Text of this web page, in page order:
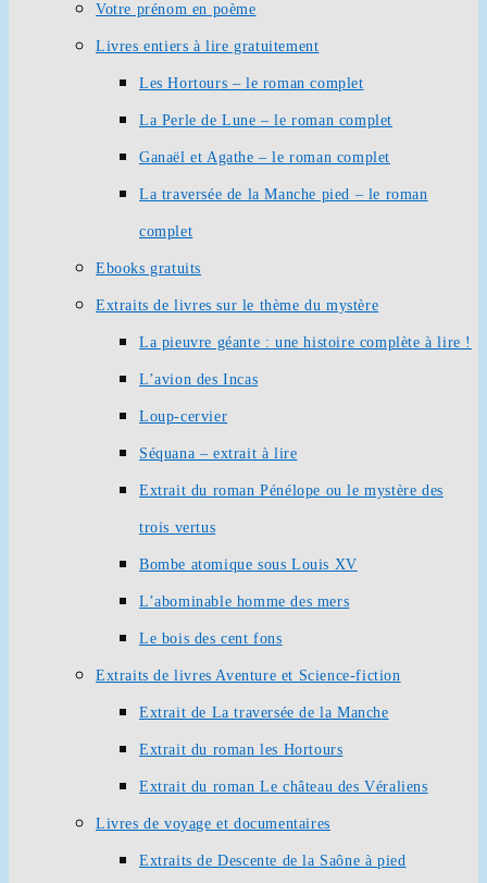
Votre prénom en poème
Livres entiers à lire gratuitement
Les Hortours – le roman complet
La Perle de Lune – le roman complet
Ganaël et Agathe – le roman complet
La traversée de la Manche pied – le roman
complet
Ebooks gratuits
Extraits de livres sur le thème du mystère
La pieuvre géante : une histoire complète à lire !
L’avion des Incas
Loup-cervier
Séquana – extrait à lire
Extrait du roman Pénélope ou le mystère des
trois vertus
Bombe atomique sous Louis XV
L’abominable homme des mers
Le bois des cent fons
Extraits de livres Aventure et Science-fiction
Extrait de La traversée de la Manche
Extrait du roman les Hortours
Extrait du roman Le château des Véraliens
Livres de voyage et documentaires
Extraits de Descente de la Saône à pied